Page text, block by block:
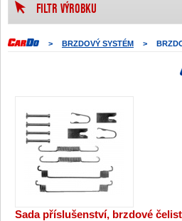
> BRZDOVÝ SYSTÉM >
Sada příslušenství, brzdové
FILTR VÝROBKU